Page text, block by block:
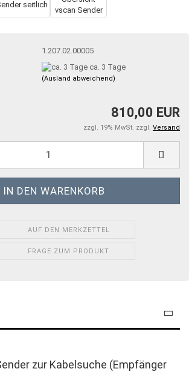
1.207.02.00005
ca. 3 Tage
(Ausland abweichend)
810,00 EUR
zzgl. 19% MwSt. zzgl. Versand
AUF DEN MERKZETTEL
FRAGE ZUM PRODUKT
zur Kabelsuche (Empfänger